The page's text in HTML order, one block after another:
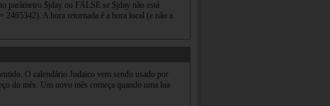
parâmetro $jday ou FALSE se $jday não está
A hora retornada é a hora local (e não a
O calendário Judaico vem sendo usado por
do mês. Um novo mês começa quando uma lua